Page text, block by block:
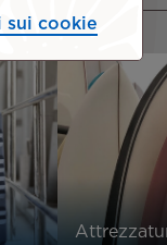
sui cookie